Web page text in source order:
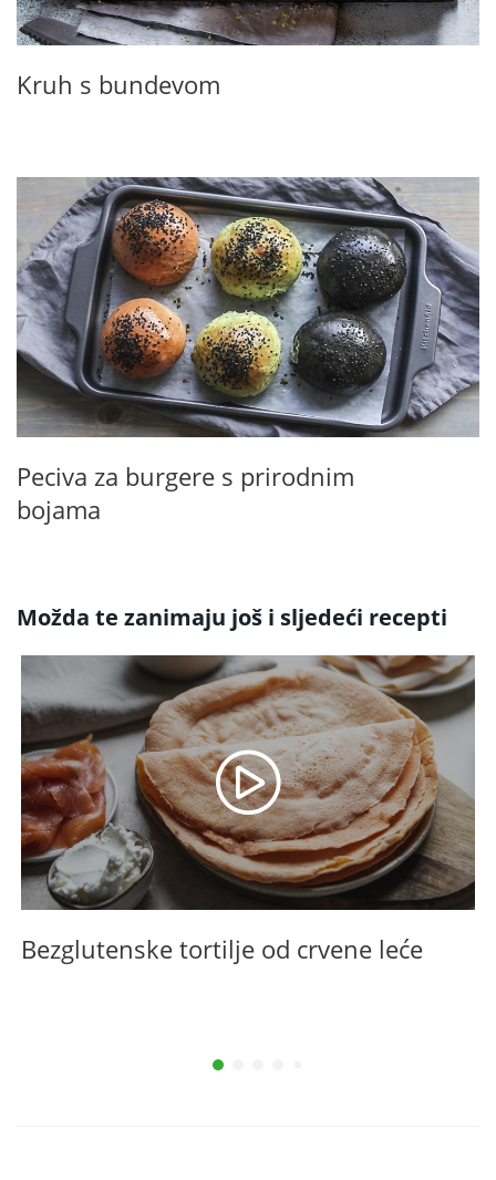
Kruh s bundevom
Peciva za burgere s prirodnim
bojama
Možda te zanimaju još i sljedeći recepti
Bezglutenske tortilje od crvene leće